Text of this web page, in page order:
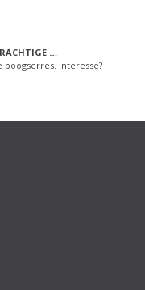
…
Interesse?